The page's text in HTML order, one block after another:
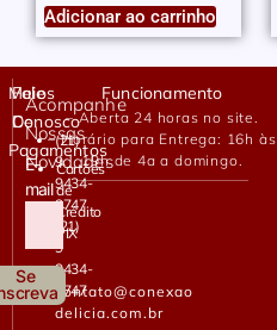
Adicionar ao carrinho
Fale
Conosco
(21)
9
9434-
2747
(21)
9
9434-
2747
contato@conexao
delicia.com.br
Meios
De
Pagamentos
Cartões
de
Crédito
PIX
Acompanhe
Nossas
Novidades
E-
mail
Se
Funcionamento
– Aberta 24 horas no site.
– Horário para Entrega: 16h às
19h de 4a a domingo.